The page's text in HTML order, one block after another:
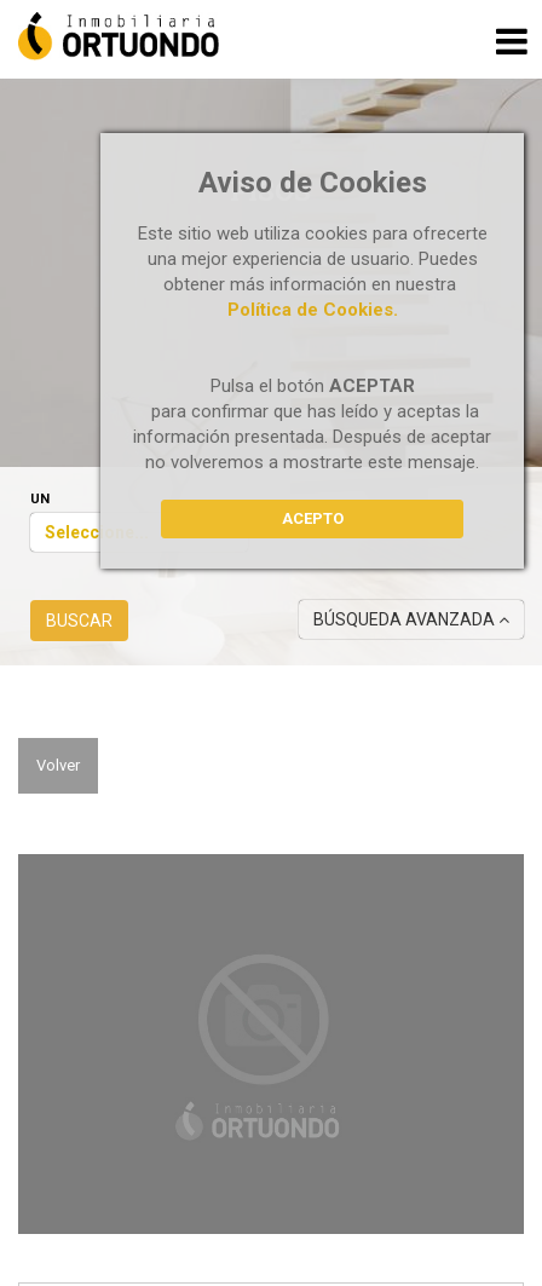
Aviso de Cookies
Este sitio web utiliza cookies para ofrecerte
una mejor experiencia de usuario. Puedes
obtener más información en nuestra
Política de Cookies.
Pulsa el botón ACEPTAR
para confirmar que has leído y aceptas la
información presentada. Después de aceptar
no volveremos a mostrarte este mensaje.
ACEPTO
PISOS
UN
Seleccione...
BUSCAR BÚSQUEDA AVANZADA
Volver